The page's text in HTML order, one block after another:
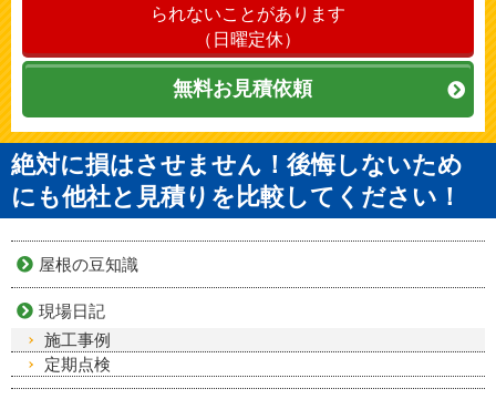
られないことがあります
（日曜定休）
無料お見積依頼
絶対に損はさせません！後悔しないため
にも他社と見積りを比較してください！
屋根の豆知識
現場日記
施工事例
定期点検